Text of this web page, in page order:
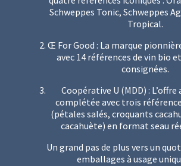
Schweppes Tonic, Schweppes
Tropical.
Œ For Good : La marque
avec 14 références de vin bio
consignées.
Coopérative U (MDD) :
complétée avec trois
(pétales salés, croquants
cacahuète) en format seau
Un grand pas de plus vers un
emballages à usage